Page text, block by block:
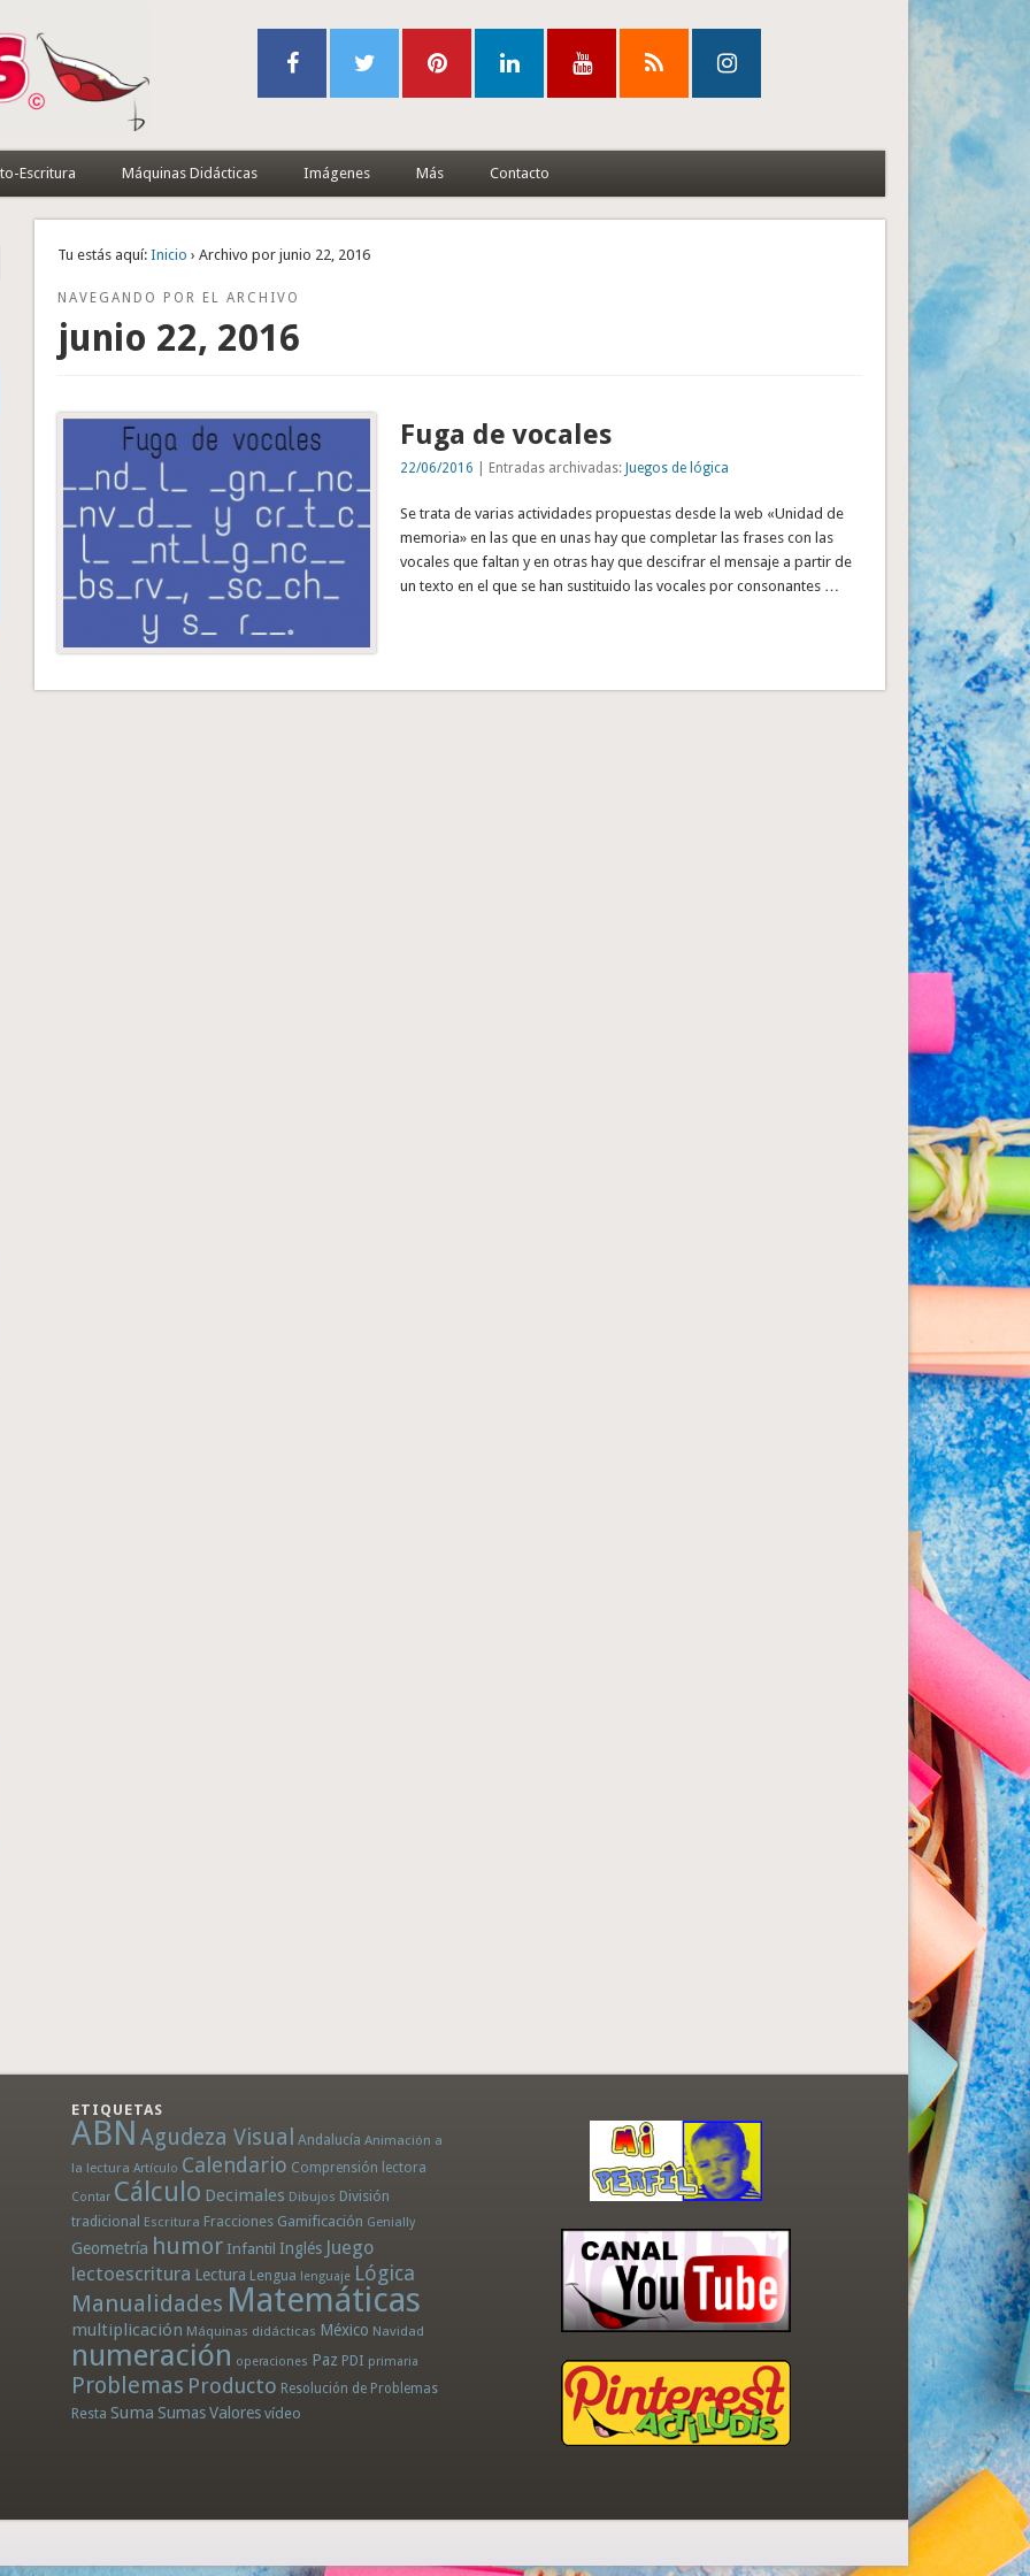
Escritura Máquinas Didácticas Imágenes Más Contacto
Tu estás aquí: Inicio › Archivo por junio 22, 2016
NAVEGANDO POR EL ARCHIVO
junio 22, 2016
Fuga de vocales
22/06/2016 | Entradas archivadas: Juegos de lógica
Se trata de varias actividades propuestas desde la web «Unidad de
memoria» en las que en unas hay que completar las frases con las
vocales que faltan y en otras hay que descifrar el mensaje a partir de
un texto en el que se han sustituido las vocales por consonantes …
ETIQUETAS
ABN Agudeza Visual Andalucía Animación a
la lectura Artículo Calendario Comprensión lectora
Contar Cálculo Decimales Dibujos División
tradicional Escritura Fracciones Gamificación Genially
Geometría humor Infantil Inglés Juego
lectoescritura Lectura Lengua lenguaje Lógica
Manualidades Matemáticas
multiplicación Máquinas didácticas México Navidad
numeración operaciones Paz PDI primaria
Problemas Producto Resolución de Problemas
Resta Suma SumasValores vídeo